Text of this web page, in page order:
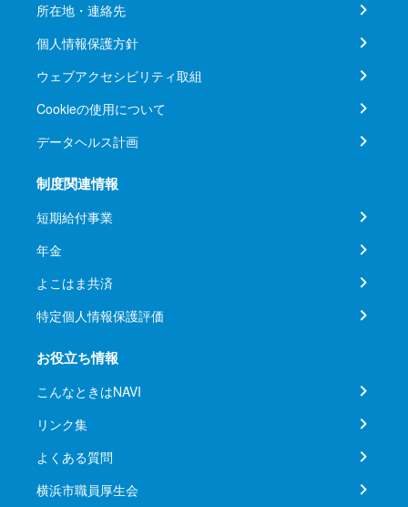
所在地・連絡先
個人情報保護方針
ウェブアクセシビリティ取組
Cookieの使用について
データヘルス計画
制度関連情報
短期給付事業
年金
よこはま共済
特定個人情報保護評価
お役立ち情報
こんなときはNAVI
リンク集
よくある質問
横浜市職員厚生会